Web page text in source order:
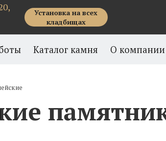
Установка на всех
кладбищах
Каталог камня О компании